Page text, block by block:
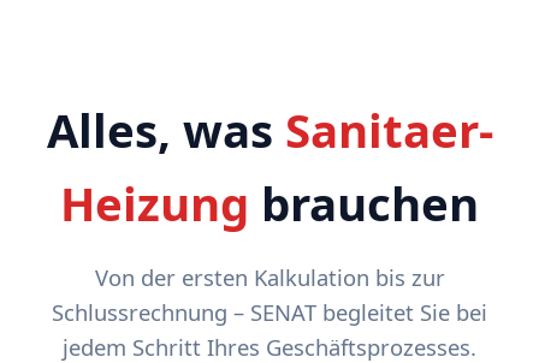
Alles, was Sanitaer-
Heizung brauchen
Von der ersten Kalkulation bis zur
Schlussrechnung – SENAT begleitet Sie bei
jedem Schritt Ihres Geschäftsprozesses.